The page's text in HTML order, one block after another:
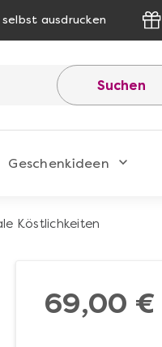
ausdrucken
Suchen
Geschenkideen
Köstlichkeiten
69,00 €